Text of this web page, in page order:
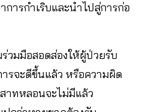
ารกำเริบและนำไปสู่การก่อ
วมมือสอดส่องให้ผู้ป่วยรับ
รจะดีขึ้นแล้ว หรือความผิด
าทหลอนจะไม่มีแล้ว